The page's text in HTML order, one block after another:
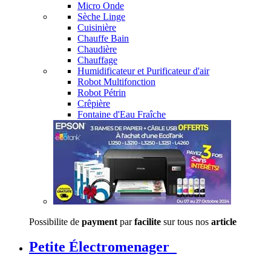
Micro Onde
Sèche Linge
Cuisinière
Chauffe Bain
Chaudière
Chauffage
Humidificateur et Purificateur d'air
Robot Multifonction
Robot Pétrin
Crêpière
Fontaine d'Eau Fraîche
Possibilite de payment parfacilite sur tous nos article
Petite Électromenager